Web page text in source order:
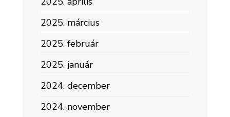
2025. március
2025. február
2025. január
2024. december
2024. november